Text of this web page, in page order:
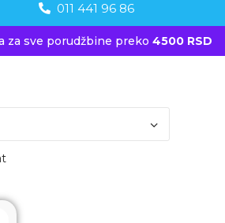
011 441 96 86
za sve porudžbine preko 4500 RSD